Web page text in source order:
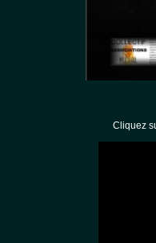
Cliquez